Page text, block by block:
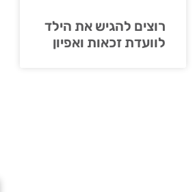
רוצים להגיש את הילד
לוועדת זכאות ואפיון